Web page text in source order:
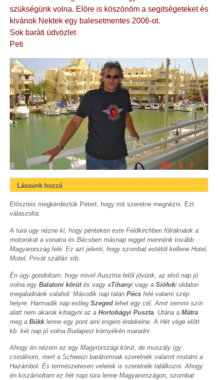
szükségünk volna. Elöre is köszönöm a segitsègeteket és
kivánok Nektek egy balesetmentes 2006-ot.
Sok baràti üdvözlet
Peti
Lássunk hozzá
Előszöris megkérdeztük Pétert, hogy mit szeretne megnézni. Ezt
válaszolta:
A tura ugy nézne ki, hogy pénteken este Feldkirchben fölraknánk a
motorokat a vonatra és Bécsben másnap reggel mennénk tovább
Magyarorszàg felé. Ez azt jelenti, hogy szombat estétöl kellene Hotel,
Motel, Privát szállás stb.
Én úgy gondoltam, hogy mivel Ausztria felől jövünk, az első nap jó
volna egy Balatoni körútés vagy aTihanyi vagy a Siófoki oldalon
megaludnánk valahol. Második nap talán Pécs felé valami szép
helyre. Harmadik nap estleg Szeged lehet egy cél. Amit semmi szín
alatt nem akarok kihagyni az a Hortobágyi Puszta . Utána a Mátra
meg a Bükklenne egy pont ami engem érdekelne. A Hét vége előtt
kb. két nap jó volna Budapest környékén maradni.
Ahogy én nézem ez egy Magyrországi körút, de muszály így
csinálnom, mert a Schweizi barátomnak szeretnék valamit mutatni a
Hazámbol. És természetesen veletek is szeretnék találkozni. Ahogy
én kiszámoltam ez hét napi túra lenne Magyarországon, szombat